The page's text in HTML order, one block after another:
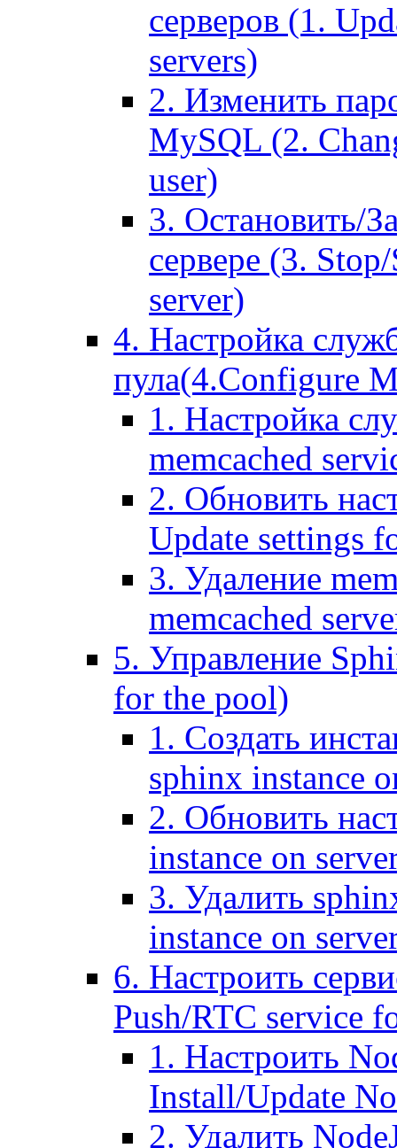
серверов (1.
servers)
2. Изменить
MySQL (2.
user)
3. Остановить/
сервере (3.
server)
4. Настройка
пула(4.Configure
1. Настройка
memcached
2. Обновить
Update settings
3. Удаление
memcached
5. Управление
for the pool)
1. Создать
sphinx instance
2. Обновить
instance on
3. Удалить
instance on
6. Настроить
Push/RTC service
1. Настроить
Install/Update
2. Удалить